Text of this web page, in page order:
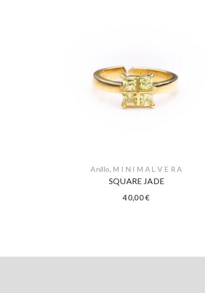
Anillo,M I N I M A L V E R A
SQUARE JADE
40,00€